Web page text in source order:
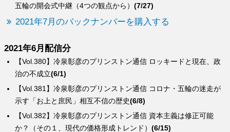
五輪の開会式中継（4つの観点から）(7/27)
2021年7月のバックナンバーを購入する
2021年6月配信分
【Vol.382】冷泉彰彦のプリンストン通信 資本主義は修正可能
か？（その１、現代の価格形成トレンド）(6/15)
【Vol.381】冷泉彰彦のプリンストン通信 コロナ・五輪の迷走が
示す「お上と庶民」相互不信の歴史(6/8)
【Vol.380】冷泉彰彦のプリンストン通信 ロッキードと現在、政
治の不成立(6/1)